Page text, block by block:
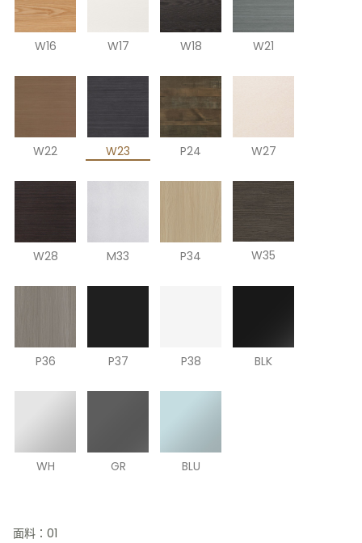
W16 W17 W18 W21
W22 W23 P24 W27
W28 M33 P34 W35
P36 P37 P38 BLK
WH GR BLU
面料：01